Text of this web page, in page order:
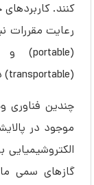
کنند.
رعایت مقررات
(portable) و یا
(transportable) دارد.
چندین فناوری
موجود در